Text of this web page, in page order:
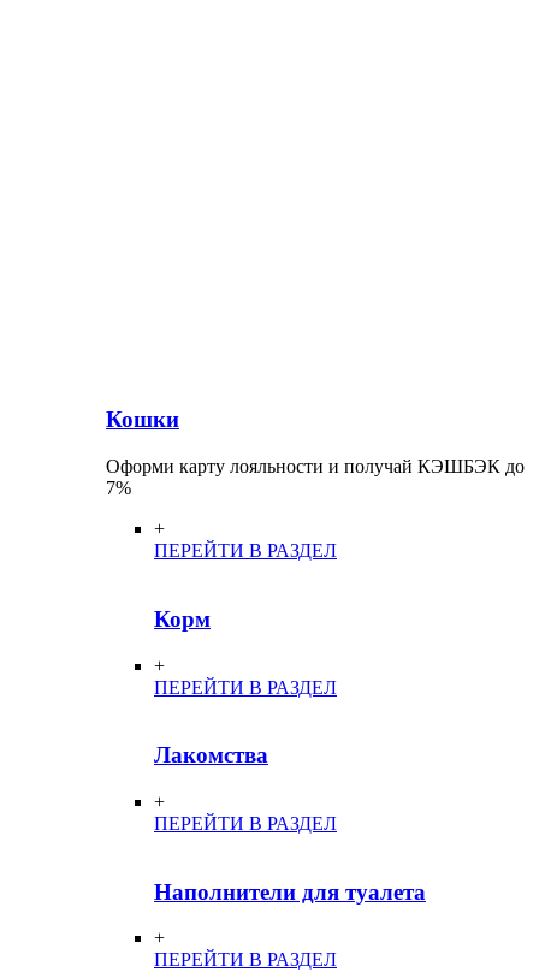
Кошки
Оформи карту лояльности и получай КЭШБЭК до
7%
+
ПЕРЕЙТИ В РАЗДЕЛ
Корм
+
ПЕРЕЙТИ В РАЗДЕЛ
Лакомства
+
ПЕРЕЙТИ В РАЗДЕЛ
Наполнители для туалета
+
ПЕРЕЙТИ В РАЗДЕЛ